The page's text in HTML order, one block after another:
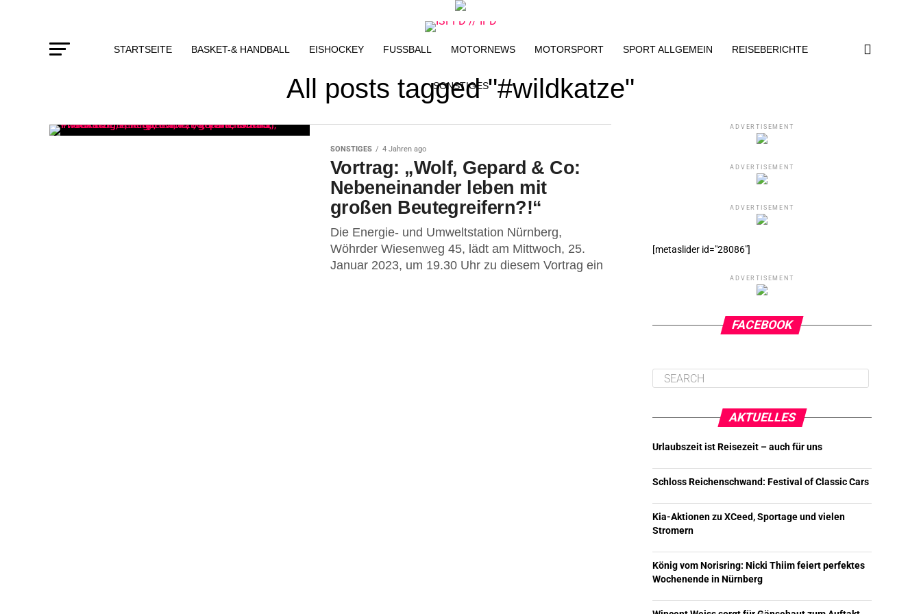
STARTSEITE BASKET-& HANDBALL EISHOCKEY FUSSBALL MOTORNEWS MOTORSPORT SPORT ALLGEMEIN REISEBERICHTE
SONSTIGES
All posts tagged "#wildkatze"
SONSTIGES 4 Jahren ago
Vortrag: „Wolf, Gepard & Co:
Nebeneinander leben mit
großen Beutegreifern?!“
Die Energie- und Umweltstation Nürnberg,
Wöhrder Wiesenweg 45, lädt am Mittwoch, 25.
Januar 2023, um 19.30 Uhr zu diesem Vortrag ein
ADVERTISEMENT
ADVERTISEMENT
ADVERTISEMENT
[metaslider id="28086"]
ADVERTISEMENT
FACEBOOK
AKTUELLES
Urlaubszeit ist Reisezeit – auch für uns
Schloss Reichenschwand: Festival of Classic Cars
Kia-Aktionen zu XCeed, Sportage und vielen
Stromern
König vom Norisring: Nicki Thiim feiert perfektes
Wochenende in Nürnberg